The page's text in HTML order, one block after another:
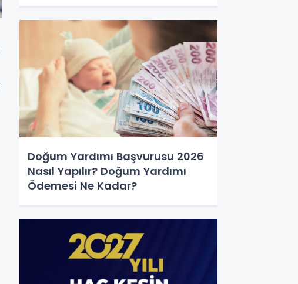
Doğum Yardımı Başvurusu 2026
Nasıl Yapılır? Doğum Yardımı
Ödemesi Ne Kadar?